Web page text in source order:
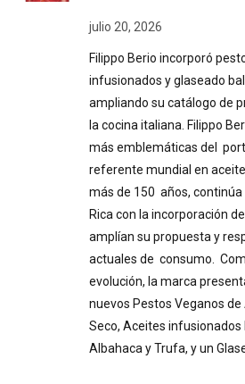
julio 20, 2026
Filippo Berio incorporó
infusionados y glaseado
ampliando su catálogo de
la cocina italiana. Filippo
más emblemáticas del
referente mundial en
más de 150 años,
Rica con la incorporación
amplían su propuesta y
actuales de consumo.
evolución, la marca
nuevos Pestos Veganos
Seco, Aceites infusionados
Albahaca y Trufa, y un